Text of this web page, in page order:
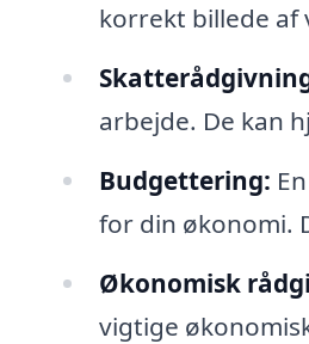
korrekt billede af
arbejde. De kan
Budgettering:
for din økonomi.
Økonomisk
vigtige